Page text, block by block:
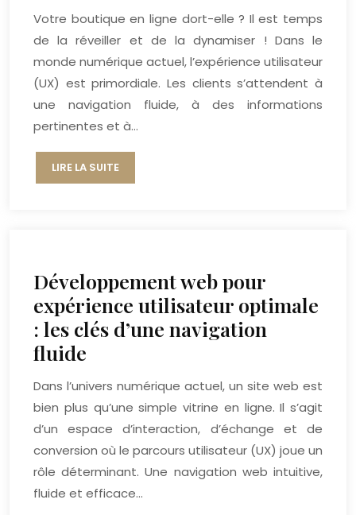
Votre boutique en ligne dort-elle ? Il est temps
de la réveiller et de la dynamiser ! Dans le
monde numérique actuel, l’expérience utilisateur
(UX) est primordiale. Les clients s’attendent à
une navigation fluide, à des informations
pertinentes et à…
LIRE LA SUITE
Développement web pour
expérience utilisateur optimale
: les clés d’une navigation
fluide
Dans l’univers numérique actuel, un site web est
bien plus qu’une simple vitrine en ligne. Il s’agit
d’un espace d’interaction, d’échange et de
conversion où le parcours utilisateur (UX) joue un
rôle déterminant. Une navigation web intuitive,
fluide et efficace…